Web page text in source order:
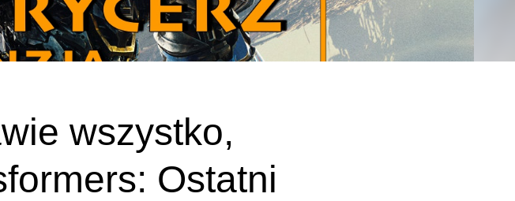
wszystko,
Ostatni